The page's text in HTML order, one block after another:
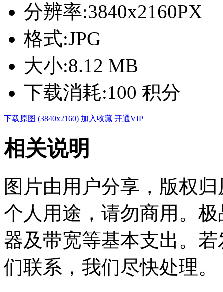
分辨率:3840x2160PX
格式:JPG
大小:8.12 MB
下载消耗:100 积分
下载原图 (3840x2160) 加入收藏 开通VIP
相关说明
图片由用户分享，版权
个人用途，请勿商用。
器及带宽等基本支出。
们联系，我们尽快处理。